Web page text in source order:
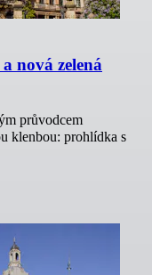
nová zelená
průvodcem
klenbou: prohlídka s